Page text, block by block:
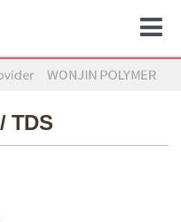
TDS